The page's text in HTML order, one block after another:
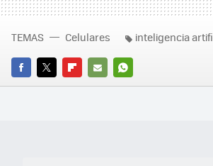
FACEBOOK
TWITTERFLIPBOARD
E-
WHATSAPP
TEMAS Celulares inteligencia